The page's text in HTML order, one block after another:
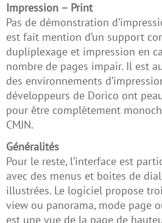
Impression – Print
Pas de démonstration
est fait mention d’un support
dupliplexage et impression en
nombre de pages impair. Il est
des environnements
développeurs de Dorico ont
pour être complètement
CMJN.
Généralités
Pour le reste, l’interface est
avec des menus et boites de
illustrées. Le logiciel propose
view ou panorama, mode page
est une vue de la page de